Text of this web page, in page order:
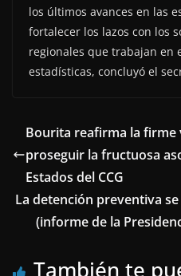
los últimos avances en las
fortalecer los lazos con los
regionales que trabajan en
estadísticas, concluyó el
Bourita reafirma la
proseguir la fructuosa
Estados del CCG
La detención preventiva
(informe de la
También te